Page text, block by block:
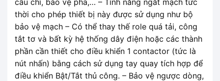
thời cho phép thiết bị này được sử dụng như bộ
bảo vệ mạch – Có thể thay thế role quá tải, công
tắt tơ và bất kỳ hệ thống dây điện hoặc các thành
phần cần thiết cho điều khiển 1 contactor (tức là
nút nhấn) bằng cách sử dụng tay quay tích hợp để
điều khiển Bật/Tắt thủ công. – Bảo vệ ngược dòng,